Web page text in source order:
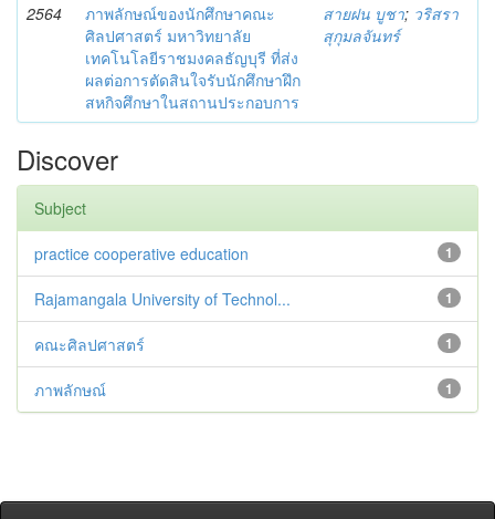
2564
ภาพลักษณ์ของนักศึกษาคณะ
ศิลปศาสตร์ มหาวิทยาลัย
เทคโนโลยีราชมงคลธัญบุรี ที่ส่ง
ผลต่อการตัดสินใจรับนักศึกษาฝึก
สหกิจศึกษาในสถานประกอบการ
สายฝน บูชา; วริสรา
สุกุมลจันทร์
Discover
Subject
1
practice cooperative education
1
Rajamangala University of Technol...
1
คณะศิลปศาสตร์
1
ภาพลักษณ์